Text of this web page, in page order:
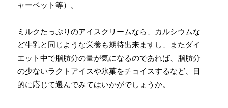
ャーベット等）。
ミルクたっぷりのアイスクリームなら、 カルシウムな
ど牛乳と同じような栄養も期待出来ますし、またダイ
エット中で脂肪分の量が気になるのであれば、脂肪分
の少ないラクトアイスや氷菓をチョイスするなど、目
的に応じて選んでみてはいかがでしょうか。